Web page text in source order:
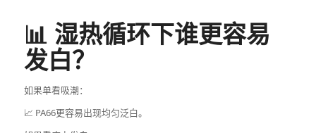
📊 湿热循环下谁更容易
发白？
如果单看吸潮：
📈 PA66更容易出现均匀泛白。